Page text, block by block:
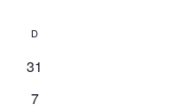
D
0
31
0
7